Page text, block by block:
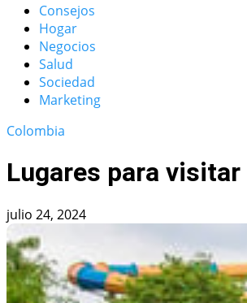
Consejos
Hogar
Negocios
Salud
Sociedad
Marketing
Colombia
Lugares para
julio 24, 2024